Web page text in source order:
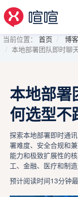
当前位置： 首页 博客
本地部署团队即时聊
本地部署
何选型不
探索本地部署即时通
署难度、安全合规和
能力和极致扩展性的
工、金融、医疗和制造
预计阅读时间13分钟